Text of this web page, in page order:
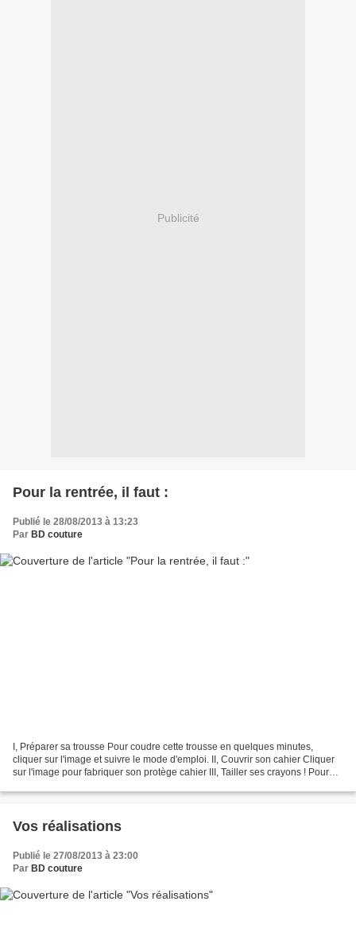
Publicité
Pour la rentrée, il faut :
Publié le 28/08/2013 à 13:23
Par BD couture
I, Préparer sa trousse Pour coudre cette trousse en quelques minutes,
cliquer sur l'image et suivre le mode d'emploi. II, Couvrir son cahier Cliquer
sur l'image pour fabriquer son protège cahier III, Tailler ses crayons ! Pour
Vos réalisations
Publié le 27/08/2013 à 23:00
Par BD couture